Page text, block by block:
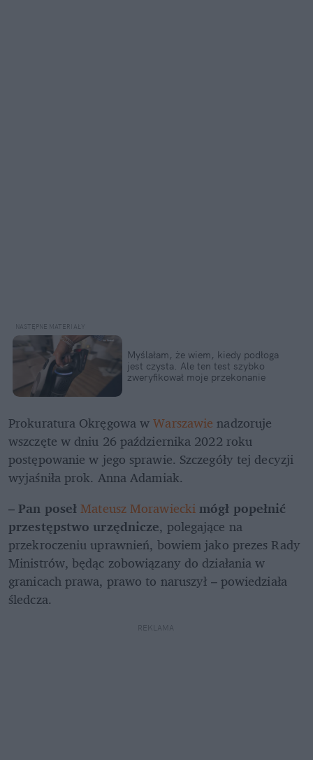
Myślałam, że wiem, kiedy podłoga
jest czysta. Ale ten test szybko
zweryfikował moje przekonanie
Prokuratura Okręgowa w Warszawie nadzoruje
wszczęte w dniu 26 października 2022 roku
postępowanie w jego sprawie. Szczegóły tej decyzji
wyjaśniła prok. Anna Adamiak.
– Pan poseł Mateusz Morawiecki mógł popełnić
przestępstwo urzędnicze, polegające na
przekroczeniu uprawnień, bowiem jako prezes Rady
Ministrów, będąc zobowiązany do działania w
granicach prawa, prawo to naruszył – powiedziała
śledcza.
REKLAMA